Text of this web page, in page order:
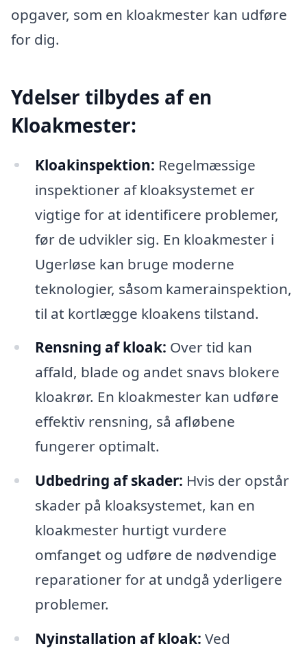
opgaver, som en kloakmester kan udføre
for dig.
Ydelser tilbydes af en
Kloakmester:
Kloakinspektion: Regelmæssige
inspektioner af kloaksystemet er
vigtige for at identificere problemer,
før de udvikler sig. En kloakmester i
Ugerløse kan bruge moderne
teknologier, såsom kamerainspektion,
til at kortlægge kloakens tilstand.
Rensning af kloak: Over tid kan
affald, blade og andet snavs blokere
kloakrør. En kloakmester kan udføre
effektiv rensning, så afløbene
fungerer optimalt.
Udbedring af skader: Hvis der opstår
skader på kloaksystemet, kan en
kloakmester hurtigt vurdere
omfanget og udføre de nødvendige
reparationer for at undgå yderligere
problemer.
Nyinstallation af kloak: Ved